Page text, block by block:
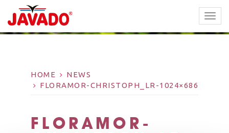
HOME
NEWS
FLORAMOR-CHRISTOPH_LR-1024×686
FLORAMOR-